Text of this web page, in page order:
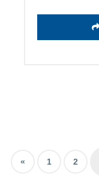
« 1 2